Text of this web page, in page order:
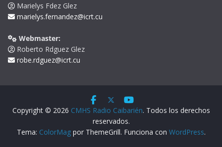
Marielys Fdez Glez
marielys.fernandez@icrt.cu
Webmaster:
Roberto Rdguez Glez
robe.rdguez@icrt.cu
Copyright © 2026 CMHS Radio Caibarién. Todos los derechos
reservados.
Tema: ColorMagpor ThemeGrill. Funciona con WordPress.